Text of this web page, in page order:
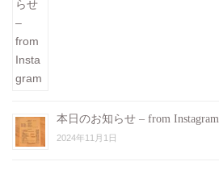
本日のお知らせ – from Instagram
2024年11月1日